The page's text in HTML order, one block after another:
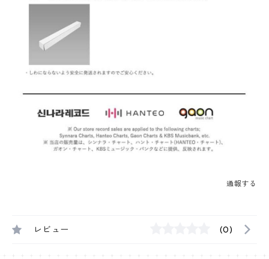
通報する
レビュー (0)